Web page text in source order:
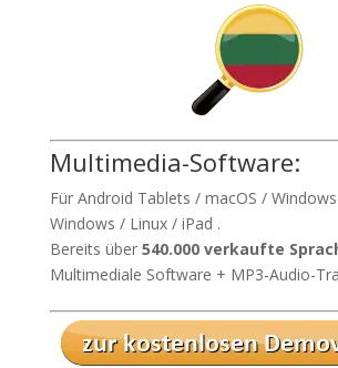
Multimedia-Software:
Für Android Tablets / macOS /
Windows / Linux / iPad .
Bereits über 540.000 verkaufte
Multimediale Software + MP3-Audio-